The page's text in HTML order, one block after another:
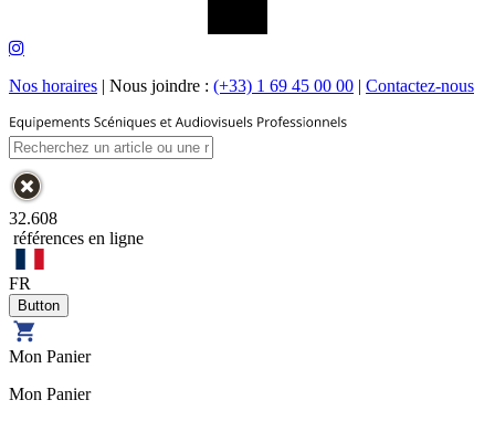
Nos horaires | Nous joindre : (+33) 1 69 45 00 00 | Contactez-nous
32.608
références en ligne
FR
Mon Panier
Mon Panier